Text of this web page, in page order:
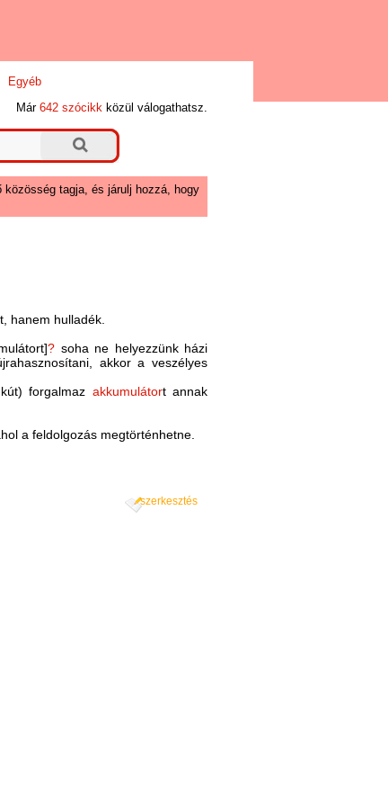
Egyéb
Már642 szócikk közül válogathatsz.
közösség tagja, és járulj hozzá, hogy
hanem hulladék.
?soha ne helyezzünk házi
akkor a veszélyes
forgalmaz akkumulátort annak
a feldolgozás megtörténhetne.
szerkesztés